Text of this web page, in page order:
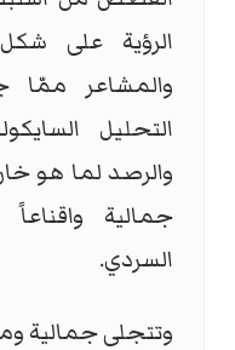
الرؤية على
والمشاعر
التحليل
والرصد لما هو
جمالية
السردي.
وتتجلى جمالية